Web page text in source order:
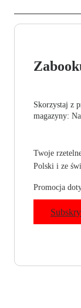
Skorzystaj z
magazyny:
Twoje
Polski i ze
Promocja